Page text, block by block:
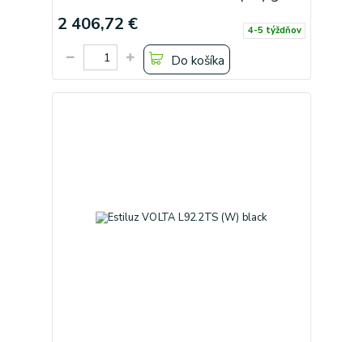
2 406,72 € 4-5 týždňov
Do košíka